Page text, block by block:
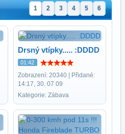
1 2 3 4 5 6
Drsný vtípky..... :DDDD
01:42
Zobrazení: 20340 | Přidané:
14:17, 30. 07 09
Kategorie: Zábava